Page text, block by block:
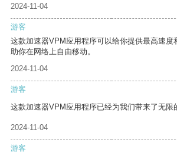
2024-11-04
游客
这款加速器VPM应用程序可以给你提供最高速度
助你在网络上自由移动。
2024-11-04
游客
这款加速器VPM应用程序已经为我们带来了无限
2024-11-04
游客